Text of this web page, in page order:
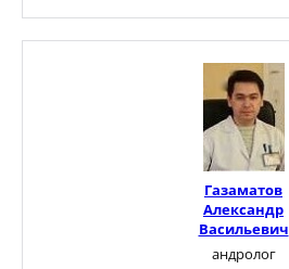
Газаматов
Александр
Васильевич
андролог